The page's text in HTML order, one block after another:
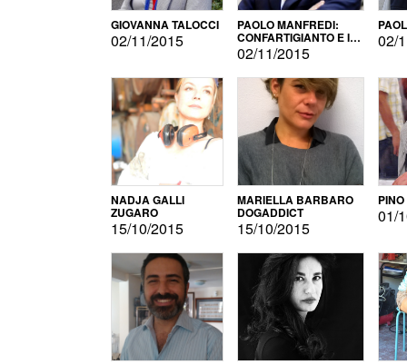
GIOVANNA TALOCCI
02/11/2015
PAOLO MANFREDI:
CONFARTIGIANTO E IL
SONDAGGIO
02/11/2015
02/
NADJA GALLI
ZUGARO
15/10/2015
MARIELLA BARBARO
DOGADDICT
15/10/2015
01/